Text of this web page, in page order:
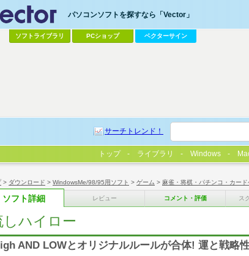
> ダウンロード > WindowsMe/98/95用ソフト > ゲーム > 麻雀・将棋・パチンコ・カード
ソフト詳細 レビュー コメント・評価 ス
しハイロー
AND LOWとオリジナルルールが合体! 運と戦略
パソコンソフトを探すなら「Vector」
ソフトライブラリ PCショップ ベクターサイン
サーチトレンド！
トップ ライブラリ Windows